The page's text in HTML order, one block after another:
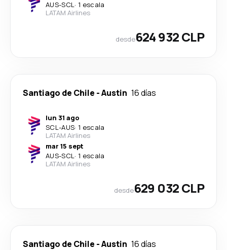
AUS-SCL· 1 escala
LATAM Airlines
desde624 932 CLP
Santiago de Chile -Austin 16 días
lun 31 ago
SCL-AUS· 1 escala
LATAM Airlines
mar 15 sept
AUS-SCL· 1 escala
LATAM Airlines
desde629 032 CLP
Santiago de Chile -Austin 16 días